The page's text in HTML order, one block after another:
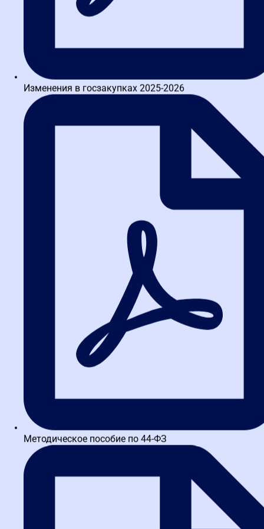
Не требуется
Типовые ошибки заказчиков
при отмене
Даже опытные специалисты допускают промахи. Самые
распространенные:
Отмена за один день до окончания подачи
заявок — это крайний срок. Если опоздать хотя бы на час,
процедуру придется доводить до конца или доказывать
заполненная форма в ЕИС или подпись не того лица —
основание для отказа в публикации.
Отсутствие внутреннего приказа.
его для публичных процедур, при проверке контролеры
запрашивают обоснование. Без приказа доказать
добросовестность сложно.
Злоупотребление правом.
Частая отмена закупок без
объективных причин привлекает внимание ФАС.
Репутационные риски выше штрафов.
Ответственность за нарушение
Нарушение сроков или процедуры отмены квалифицируется по
части 8 статьи 7.30 КоАП РФ. Штраф для должностного лица —
Если отмена проведена после установленного срока и не
связана с форс-мажором, заказчика могут обязать продолжить
процедуру. В этом случае придется заключать контракт с
победителем, даже если потребность отпала. Альтернатива —
расторжение контракта по соглашению сторон, но это отдельная
процедура со своими рисками.
Часто задаваемые вопросы
Изменения в госзакупках 2025-2026
Методическое пособие по 44-ФЗ